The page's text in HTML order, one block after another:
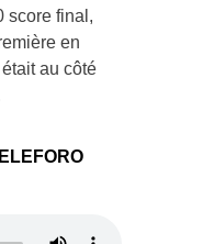
score final,
en
au côté